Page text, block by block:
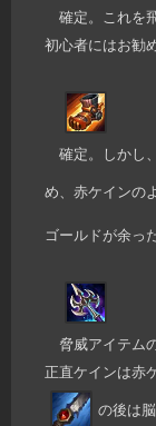
確定。これを
初心者にはお勧
確定。しかし
め、赤ケインの
ゴールドが余っ
脅威アイテム
正直ケインは赤
の後は